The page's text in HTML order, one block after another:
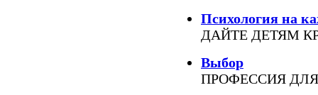
Психология на
ДАЙТЕ ДЕТЯМ
Выбор
ПРОФЕССИЯ